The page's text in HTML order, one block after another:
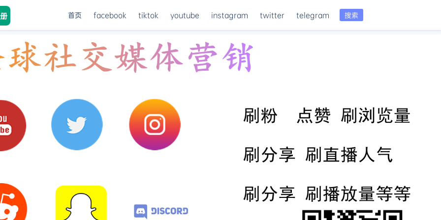
搜索
首页 facebook tiktok youtube instagram twitter telegram